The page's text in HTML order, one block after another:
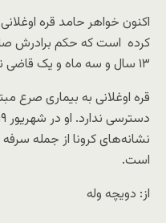
اکنون خواهر حامد قره‌
کرده است که حکم برادرش
۱۳ سال و سه ماه و یک قاضی نیز حکم اعدام صادر کرده است.
قره اوغلانی به بیماری صرع
نشانه‌های کرونا از جمله
است.
از: دویچه وله